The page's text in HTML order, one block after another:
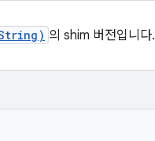
의 shim 버전입니다.